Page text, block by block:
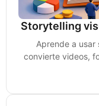
Storytelling
Aprende a
convierte videos,